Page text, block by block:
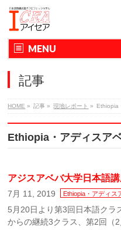
MENU
記事
HOME » 記事 » 現地レポート » Ethiopia
Ethiopia・アディスア
アジスアベバ大学日本語
7月 11, 2019 Ethiopia・アディス
5月20日より第3回日本語クラ
からの継続3クラス、第2回（